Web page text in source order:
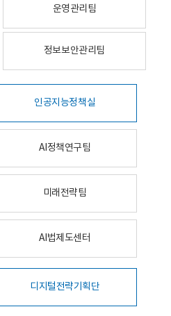
운영관리팀
정보보안관리팀
인공지능정책실
AI정책연구팀
미래전략팀
AI법제도센터
디지털전략기획단